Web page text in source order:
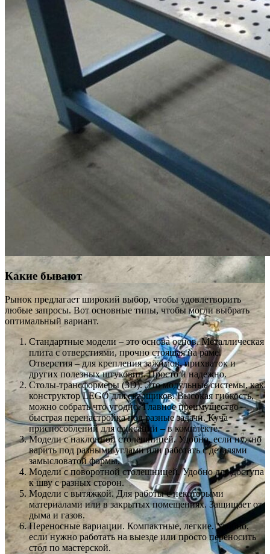
Какие бывают
Рынок предлагает широкий выбор, чтобы удовлетворить
любые запросы. Вот основные типы, чтобы могли выбрать
оптимальный вариант.
Стандартные модели – это основа основ. Металлическая
плита с отверстиями, прочно стоящая на раме.
Отверстия – для крепления зажимов, прихваток и
других полезных штуковин. Просто и надежно.
Столы-трансформеры (3D). Это модульные системы, как
конструктор LEGO для сварщиков. Высокая гибкость,
можно собрать что угодно. Главное преимущество –
быстрая перенастройка под разные задачи. Куча
приспособлений для фиксации – в комплекте.
Модели с наклонной столешницей. Удобно, если нужно
варить под разными углами или работать с деталями
замысловатой формы.
Модели с поворотной столешницей. Удобно для доступа
к шву с разных сторон.
Модели с вытяжкой. Для работы с некоторыми
материалами или в закрытых помещениях. Защищает от
дыма и газов.
Переносные вариации. Компактные, легкие. Удобно,
если нужно работать на выезде или просто переносить
стол по мастерской.